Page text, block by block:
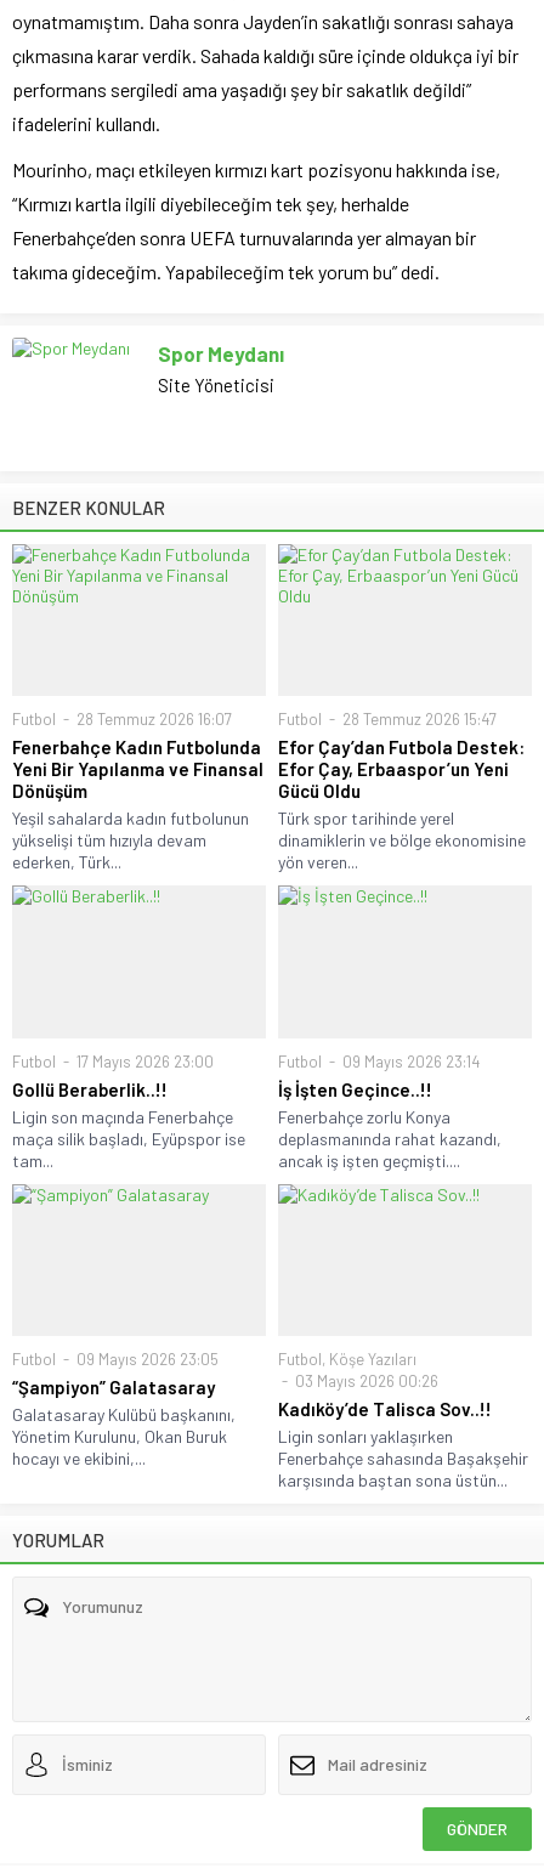
oynatmamıştım. Daha sonra Jayden’in sakatlığı sonrası sahaya
çıkmasına karar verdik. Sahada kaldığı süre içinde oldukça iyi bir
performans sergiledi ama yaşadığı şey bir sakatlık değildi”
ifadelerini kullandı.
Mourinho, maçı etkileyen kırmızı kart pozisyonu hakkında ise,
“Kırmızı kartla ilgili diyebileceğim tek şey, herhalde
Fenerbahçe’den sonra UEFA turnuvalarında yer almayan bir
takıma gideceğim. Yapabileceğim tek yorum bu” dedi.
Spor Meydanı
Site Yöneticisi
BENZER KONULAR
Futbol 28 Temmuz 2026 16:07
Fenerbahçe Kadın Futbolunda
Yeni Bir Yapılanma ve Finansal
Dönüşüm
Yeşil sahalarda kadın futbolunun
yükselişi tüm hızıyla devam
ederken, Türk...
Futbol 28 Temmuz 2026 15:47
Efor Çay’dan Futbola Destek:
Efor Çay, Erbaaspor’un Yeni
Gücü Oldu
Türk spor tarihinde yerel
dinamiklerin ve bölge ekonomisine
yön veren...
Futbol 17 Mayıs 2026 23:00
Gollü Beraberlik..!!
Ligin son maçında Fenerbahçe
maça silik başladı, Eyüpspor ise
tam...
Futbol 09 Mayıs 2026 23:14
İş İşten Geçince..!!
Fenerbahçe zorlu Konya
deplasmanında rahat kazandı,
ancak iş işten geçmişti....
Futbol 09 Mayıs 2026 23:05
“Şampiyon” Galatasaray
Galatasaray Kulübü başkanını,
Yönetim Kurulunu, Okan Buruk
hocayı ve ekibini,...
Futbol, Köşe Yazıları
03 Mayıs 2026 00:26
Kadıköy’de Talisca Sov..!!
Ligin sonları yaklaşırken
Fenerbahçe sahasında Başakşehir
karşısında baştan sona üstün...
YORUMLAR